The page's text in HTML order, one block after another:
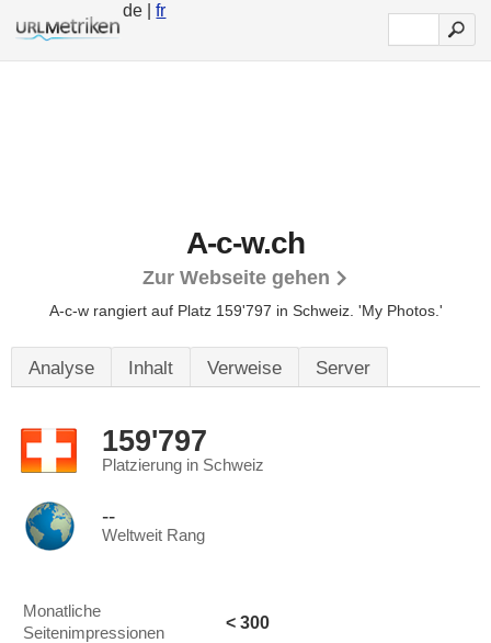
de |fr
A-c-w.ch
Zur Webseite gehen
A-c-w rangiert auf Platz 159'797 in Schweiz. 'My Photos.'
Analyse Inhalt Verweise Server
159'797
Platzierung in Schweiz
--
Weltweit Rang
Monatliche
Seitenimpressionen
< 300